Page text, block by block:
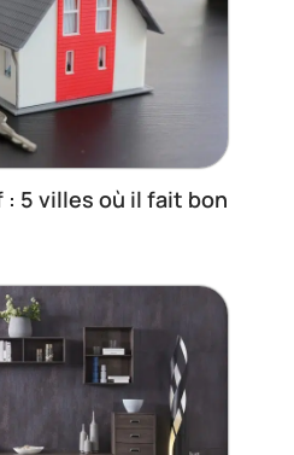
5 villes où il fait bon